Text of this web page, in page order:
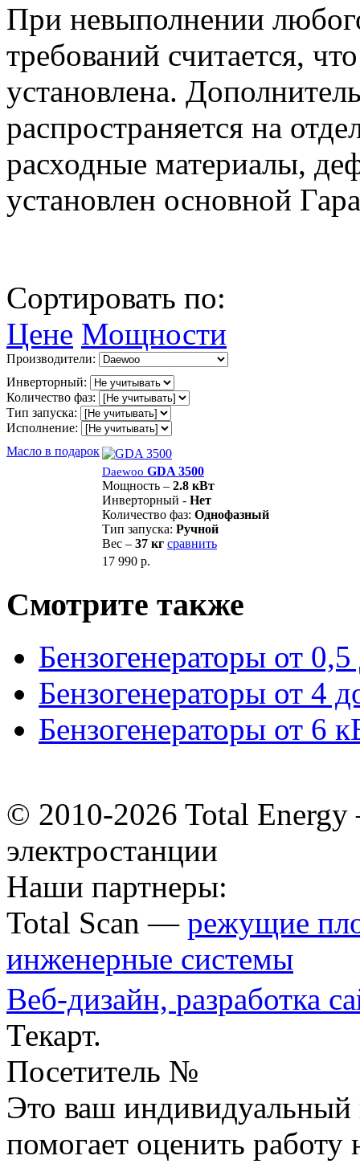
При невыполнении
требований считается,
установлена.
распространяется на
расходные материалы,
установлен основной
Сортировать по:
Цене Мощности
Производители:
Инверторный:
Количество фаз:
Тип запуска:
Исполнение:
Масло в подарок
Daewoo GDA 3500
Мощность – 2.8 кВт
Инверторный - Нет
Количество фаз: Однофазный
Тип запуска: Ручной
Вес – 37 кг сравнить
17 990 р.
Смотрите также
Бензогенераторы от
Бензогенераторы от 4
Бензогенераторы от 6
© 2010-2026 Total
электростанции
Наши партнеры:
Total Scan — режущие
инженерные системы
Веб-дизайн, разработка
Текарт.
Посетитель №
Это ваш
помогает оценить работу